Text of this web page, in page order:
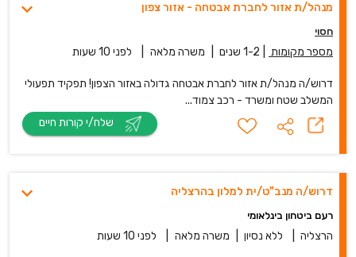
מנהל/ת אזור לחברת אבטחה - אזור צפון
חסוי
מספר מקומות 1-2 שנים משרה מלאה לפני 10 שעות
דרוש/ה מנהל/ת אזור לחברת אבטחה גדולה באזור הצפון! תפקיד תפעולי
המשלב שטח ומשרד - רכב צמוד...
דרוש/ה מנב"ט/ית למלון בהרצליה
רעם ביטחון בינלאומי
הרצליה ללא נסיון משרה מלאה לפני 10 שעות